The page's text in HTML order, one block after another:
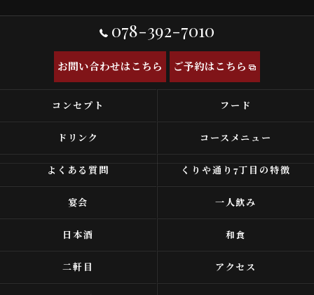
078-392-7010
お問い合わせはこちら ご予約はこちら
コンセプト フード
ドリンク コースメニュー
よくある質問 くりや通り7丁目の特徴
宴会 一人飲み
日本酒 和食
二軒目 アクセス